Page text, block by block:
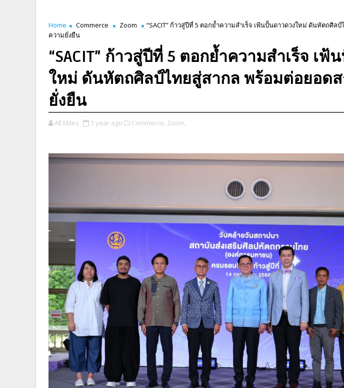
Home Commerce Zoom
“SACIT” ก้าวสู่ปีที่ 5 ตอกย้ำความสำเร็จ เฟ้นปั้นดาวดวงใหม่ ดันหัตถศิ
ความยั่งยืน
“SACIT” ก้าวสู่ปีที่ 5 ตอกย้ำความสำเร็จ เฟ้
ใหม่ ดันหัตถศิลป์ไทยสู่สากล พร้อมต่อยอดส
ยั่งยืน
All Miles 1 year ago Commerce, Zoom,